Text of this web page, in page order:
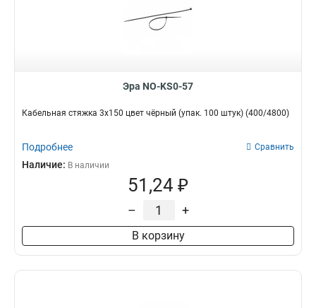
Эра NO-KS0-57
Кабельная стяжка 3х150 цвет чёрный (упак. 100 штук) (400/4800)
Подробнее Сравнить
Наличие: В наличии
51,24 ₽
– +
В корзину